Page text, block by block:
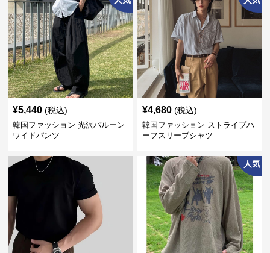
¥5,440 (税込)
韓国ファッション 光沢バルーン
ワイドパンツ
¥4,680 (税込)
韓国ファッション ストライプハ
ーフスリーブシャツ
人気